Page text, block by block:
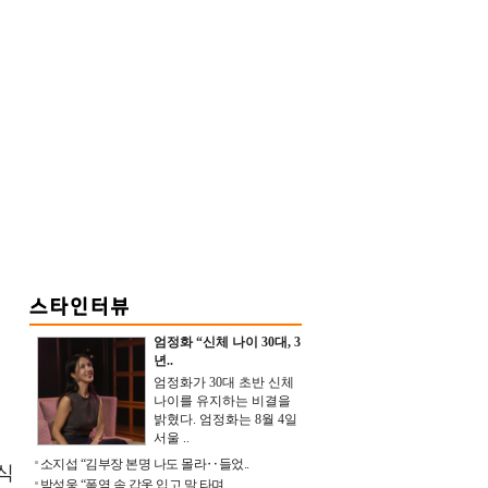
엄정화 “신체 나이 30대, 3
년..
엄정화가 30대 초반 신체
나이를 유지하는 비결을
밝혔다. 엄정화는 8월 4일
서울 ..
소지섭 “김부장 본명 나도 몰라‥들었..
박성웅 “폭염 속 갑옷 입고 말 타며 ..